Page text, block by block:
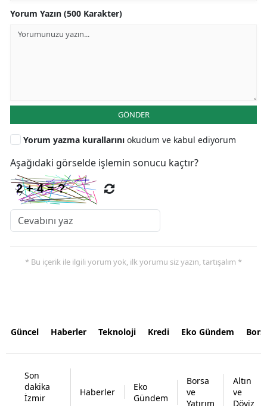
Yorum Yazın (500 Karakter)
GÖNDER
Yorum yazma kurallarını okudum ve kabul ediyorum
Aşağıdaki görselde işlemin sonucu kaçtır?
* Bu içerik ile ilgili yorum yok, ilk yorumu siz yazın, tartışalım *
Güncel Haberler Teknoloji Kredi Eko Gündem
Son
dakika
İzmir
Haberler
Eko
Gündem
Borsa
ve
Yatırım
Altın
ve
Döviz